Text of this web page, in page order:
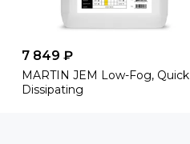
7 849 ₽
MARTIN JEM Low-Fog, Quick
Dissipating